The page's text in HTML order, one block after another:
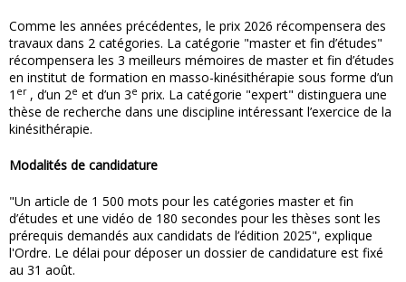
Comme les années précédentes, le prix 2026 récompensera des
travaux dans 2 catégories. La catégorie "master et fin d’études"
récompensera les 3 meilleurs mémoires de master et fin d’études
en institut de formation en masso-kinésithérapie sous forme d’un
1 er, d’un 2e et d’un 3e prix. La catégorie "expert" distinguera une
thèse de recherche dans une discipline intéressant l’exercice de la
kinésithérapie.
Modalités de candidature
"Un article de 1 500 mots pour les catégories master et fin
d’études et une vidéo de 180 secondes pour les thèses sont les
prérequis demandés aux candidats de l’édition 2025", explique
l'Ordre. Le délai pour déposer un dossier de candidature est fixé
au 31 août.